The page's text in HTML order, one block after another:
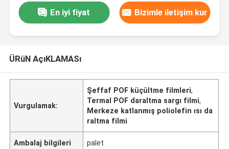
En iyi fiyat Bizimle iletişim kur
ÜRüN AçıKLAMASı
Vurgulamak:
Şeffaf POF küçültme filmleri,
Termal POF daraltma sargı filmi,
Merkeze katlanmış poliolefin ısı da
raltma filmi
Ambalaj bilgileri palet